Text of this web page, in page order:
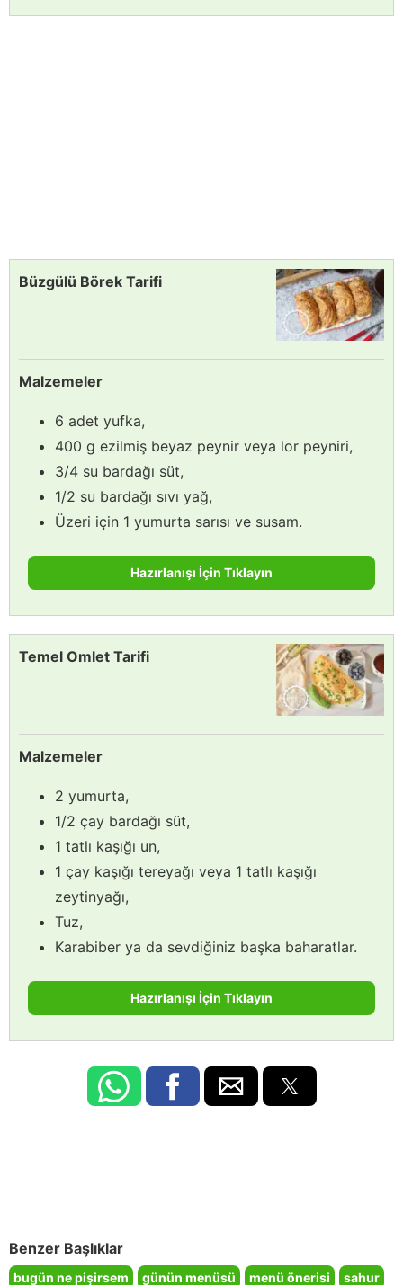
Büzgülü Börek Tarifi
Malzemeler
6 adet yufka,
400 g ezilmiş beyaz peynir veya lor peyniri,
3/4 su bardağı süt,
1/2 su bardağı sıvı yağ,
Üzeri için 1 yumurta sarısı ve susam.
Hazırlanışı İçin Tıklayın
Temel Omlet Tarifi
Malzemeler
2 yumurta,
1/2 çay bardağı süt,
1 tatlı kaşığı un,
1 çay kaşığı tereyağı veya 1 tatlı kaşığı
zeytinyağı,
Tuz,
Karabiber ya da sevdiğiniz başka baharatlar.
Hazırlanışı İçin Tıklayın
Benzer Başlıklar
bugün ne pişirsem günün menüsü menü önerisi
sahur